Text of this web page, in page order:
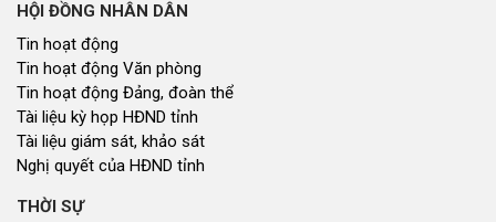
HỘI ĐỒNG NHÂN DÂN
Tin hoạt động
Tin hoạt động Văn phòng
Tin hoạt động Đảng, đoàn thể
Tài liệu kỳ họp HĐND tỉnh
Tài liệu giám sát, khảo sát
Nghị quyết của HĐND tỉnh
THỜI SỰ